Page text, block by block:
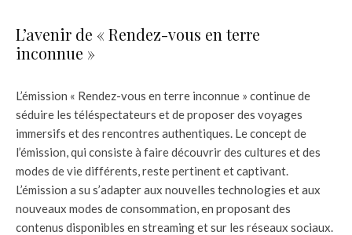
L’avenir de « Rendez-vous en terre
inconnue »
L’émission « Rendez-vous en terre inconnue » continue de
séduire les téléspectateurs et de proposer des voyages
immersifs et des rencontres authentiques. Le concept de
l’émission, qui consiste à faire découvrir des cultures et des
modes de vie différents, reste pertinent et captivant.
L’émission a su s’adapter aux nouvelles technologies et aux
nouveaux modes de consommation, en proposant des
contenus disponibles en streaming et sur les réseaux sociaux.